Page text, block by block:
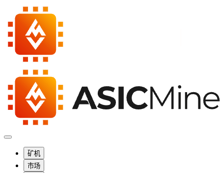
矿机
市场